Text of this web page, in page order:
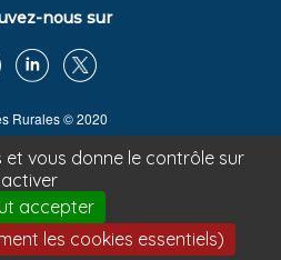
nous sur
Rurales © 2020
| www.famillesrurales.org
| tiers-lieux.famillesrurales.org
| Mentions légales
et vous donne le contrôle sur
accepter
les cookies essentiels)